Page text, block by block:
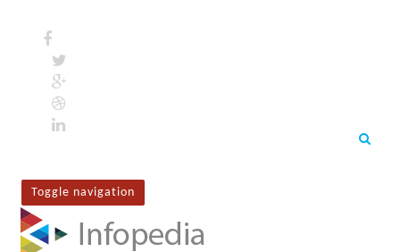
Toggle navigation